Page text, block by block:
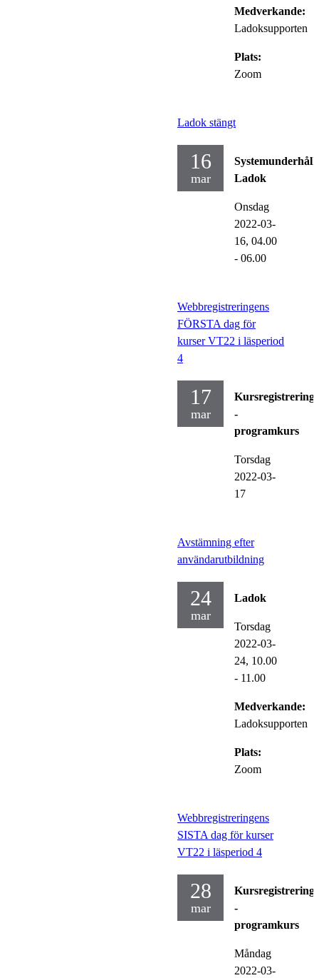
Medverkande:
Ladoksupporten
Plats:
Zoom
Ladok stängt
16
mar
Systemunderhåll
Ladok
Onsdag
2022-03-
16, 04.00
- 06.00
Webbregistreringens
FÖRSTA dag för
kurser VT22 i läsperiod
4
17
mar
Kursregistrering
-
programkurs
Torsdag
2022-03-
17
Avstämning efter
användarutbildning
24
mar
Ladok
Torsdag
2022-03-
24, 10.00
- 11.00
Medverkande:
Ladoksupporten
Plats:
Zoom
Webbregistreringens
SISTA dag för kurser
VT22 i läsperiod 4
28
mar
Kursregistrering
-
programkurs
Måndag
2022-03-